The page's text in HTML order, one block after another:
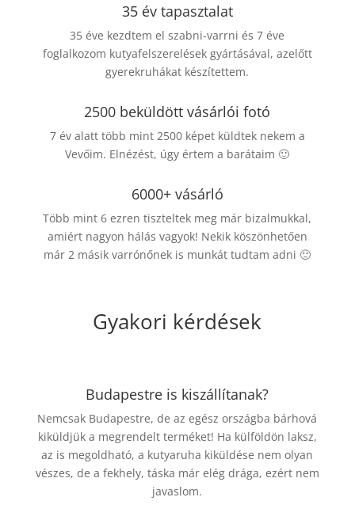
35 év tapasztalat
35 éve kezdtem el szabni-varrni és 7 éve
foglalkozom kutyafelszerelések gyártásával, azelőtt
gyerekruhákat készítettem.
2500 beküldött vásárlói fotó
7 év alatt több mint 2500 képet küldtek nekem a
Vevőim. Elnézést, úgy értem a barátaim 🙂
6000+ vásárló
Több mint 6 ezren tiszteltek meg már bizalmukkal,
amiért nagyon hálás vagyok! Nekik köszönhetően
már 2 másik varrónőnek is munkát tudtam adni 🙂
Gyakori kérdések
Budapestre is kiszállítanak?
Nemcsak Budapestre, de az egész országba bárhová
kiküldjük a megrendelt terméket! Ha külföldön laksz,
az is megoldható, a kutyaruha kiküldése nem olyan
vészes, de a fekhely, táska már elég drága, ezért nem
javaslom.